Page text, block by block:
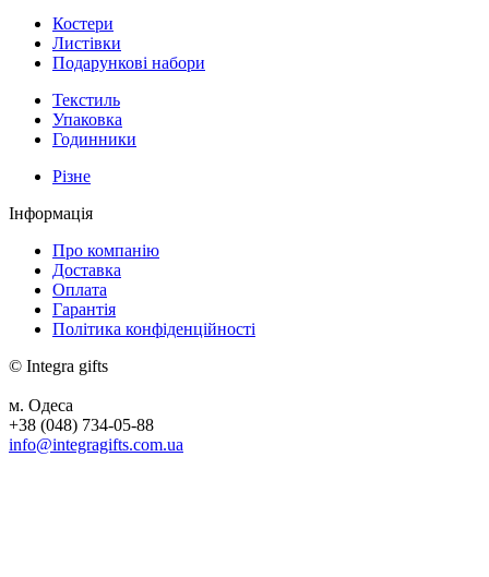
Костери
Листівки
Подарункові набори
Текстиль
Упаковка
Годинники
Різне
Інформація
Про компанію
Доставка
Оплата
Гарантія
Політика конфіденційності
© Integra gifts
м. Одеса
+38 (048) 734-05-88
info@integragifts.com.ua